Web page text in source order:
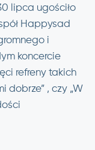
lipca ugościło
Happysad
i
koncercie
refreny takich
dobrze” , czy „W